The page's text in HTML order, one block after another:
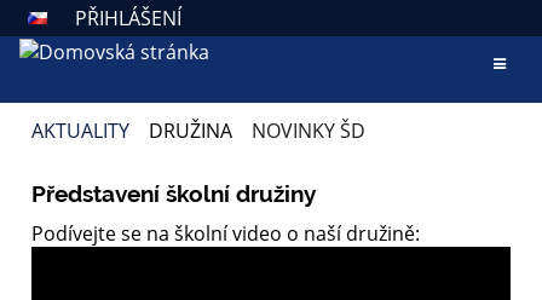
PŘIHLÁŠENÍ
AKTUALITY DRUŽINA NOVINKY ŠD
NOVINKY
Představení školní družiny
Podívejte se na školní video o naší družině: